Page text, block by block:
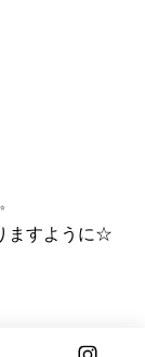
ますように☆